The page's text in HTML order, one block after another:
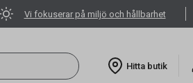
Vi fokuserar på miljö och hållbarhet
Hitta butik